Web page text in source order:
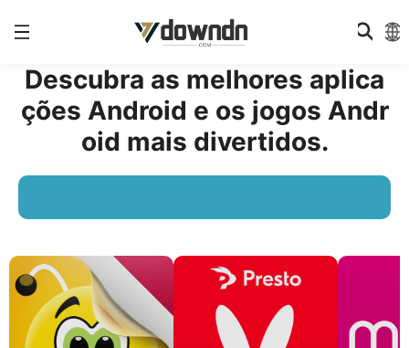
Descubra as melhores aplica
ções Android e os jogos Andr
oid mais divertidos.